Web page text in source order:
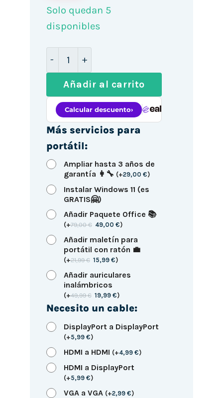
Solo quedan 5
disponibles
Añadir al carrito
Más servicios para
portátil:
Ampliar hasta 3 años de
garantía 👩‍🔧 (+29,00 €)
Instalar Windows 11 (es
GRATIS🤗)
Añadir Paquete Office 📚
(+79,00€ 49,00€)
Añadir maletín para
portátil con ratón 💼
(+21,99€ 15,99€)
Añadir auriculares
inalámbricos
(+49,99€ 19,99€)
Necesito un cable:
DisplayPort a DisplayPort
(+5,99 €)
HDMI a HDMI (+4,99 €)
HDMI a DisplayPort
(+5,99 €)
VGA a VGA (+2,99 €)